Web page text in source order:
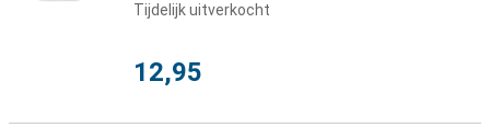
Tijdelijk uitverkocht
12,95